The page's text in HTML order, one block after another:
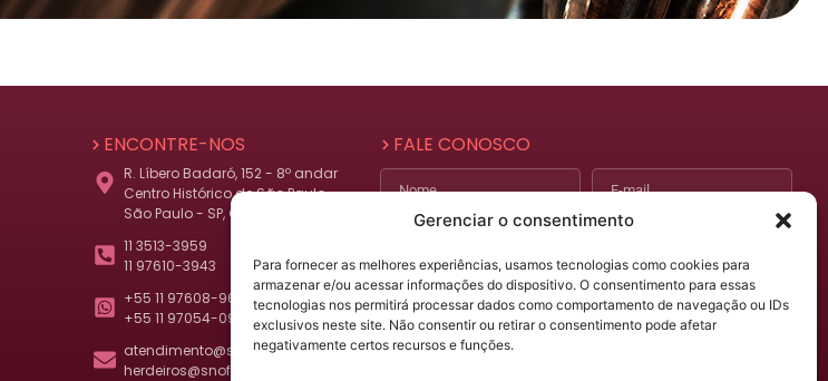
Gerenciar o consentimento
Para fornecer as melhores experiências, usamos tecnologias como cookies para
armazenar e/ou acessar informações do dispositivo. O consentimento para essas
tecnologias nos permitirá processar dados como comportamento de navegação ou IDs
exclusivos neste site. Não consentir ou retirar o consentimento pode afetar
negativamente certos recursos e funções.
ENCONTRE-NOS
R. Líbero Badaró, 152 - 8º andar
Centro Histórico de São Paulo,
São Paulo - SP, CEP 01008-010
11 3513-3959
11 97610-3943
+55 11 97608-9677
+55 11 97054-0977 (herdeiros)
atendimento@snof.com.br
herdeiros@snof.com.br
FALE CONOSCO